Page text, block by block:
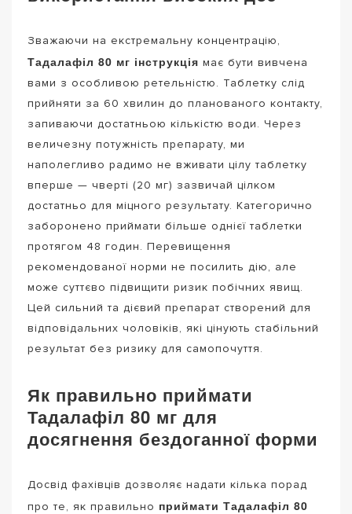
Зважаючи на екстремальну концентрацію,
Тадалафіл 80 мг інструкція має бути вивчена
вами з особливою ретельністю. Таблетку слід
прийняти за 60 хвилин до планованого контакту,
запиваючи достатньою кількістю води. Через
величезну потужність препарату, ми
наполегливо радимо не вживати цілу таблетку
вперше — чверті (20 мг) зазвичай цілком
достатньо для міцного результату. Категорично
заборонено приймати більше однієї таблетки
протягом 48 годин. Перевищення
рекомендованої норми не посилить дію, але
може суттєво підвищити ризик побічних явищ.
Цей сильний та дієвий препарат створений для
відповідальних чоловіків, які цінують стабільний
результат без ризику для самопочуття.
Як правильно приймати
Тадалафіл 80 мг для
досягнення бездоганної форми
Досвід фахівців дозволяє надати кілька порад
про те, як правильно приймати Тадалафіл 80